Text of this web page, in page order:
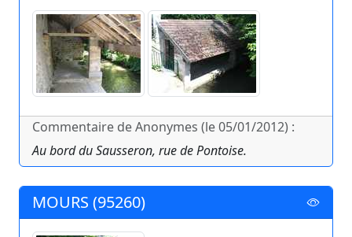
Commentaire de Anonymes (le 05/01/2012) :
Au bord du Sausseron, rue de Pontoise.
MOURS (95260)